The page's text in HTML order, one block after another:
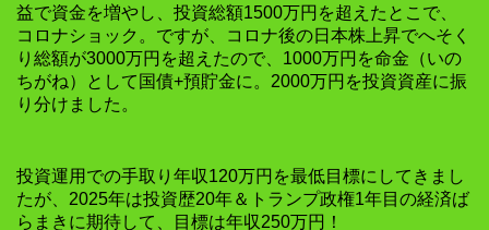
益で資金を増やし、投資総額1500万円を超えたとこで、
コロナショック。ですが、コロナ後の日本株上昇でへそく
り総額が3000万円を超えたので、1000万円を命金（いの
ちがね）として国債+預貯金に。2000万円を投資資産に振
り分けました。
投資運用での手取り年収120万円を最低目標にしてきまし
たが、2025年は投資歴20年＆トランプ政権1年目の経済ば
らまきに期待して、目標は年収250万円！